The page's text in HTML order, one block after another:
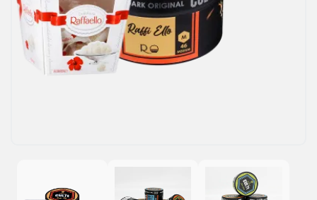
Рідини для електронних сигарет
Подарункові набори